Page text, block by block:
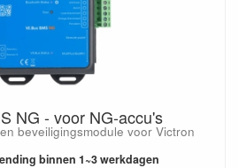
NG - voor NG-accu's
beveiligingsmodule voor Victron
binnen 1~3 werkdagen